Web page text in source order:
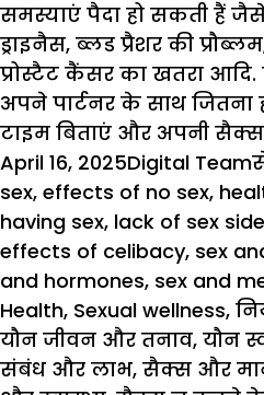
समस्याएं पैदा हो सकती हैं
ड्राइनैस, ब्लड प्रैशर की
प्रोस्टैट कैंसर का खतरा
अपने पार्टनर के साथ जितना
टाइम बिताएं और अपनी
Posted
on
April 16, 2025Author
Digital Team
sex, effects of no sex,
having sex, lack of sex
effects of celibacy, sex
and hormones, sex and
Health, Sexual wellness,
यौन जीवन और तनाव, यौन
संबंध और लाभ, सैक्स और